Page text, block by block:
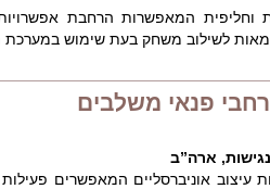
וחליפית המאפשרות הרחבת
לשילוב משחק בעת שימוש במערכת
פנאי משלבים
ארה”ב
עיצוב אוניברסליים המאפשרים